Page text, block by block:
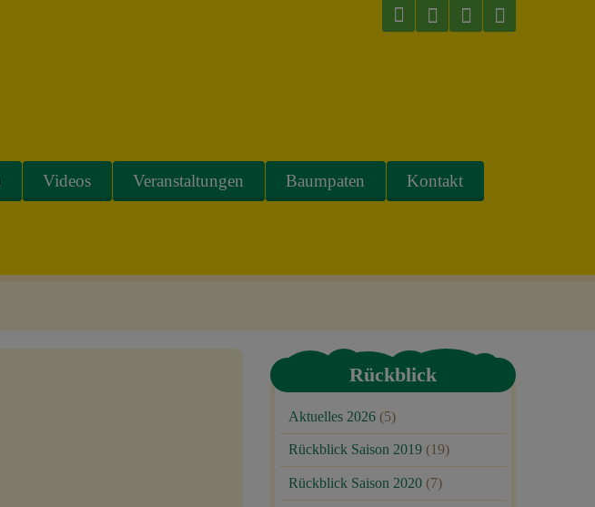
Videos Veranstaltungen Baumpaten Kontakt
Rückblick
Aktuelles 2026 (5)
Rückblick Saison 2019 (19)
Rückblick Saison 2020 (7)